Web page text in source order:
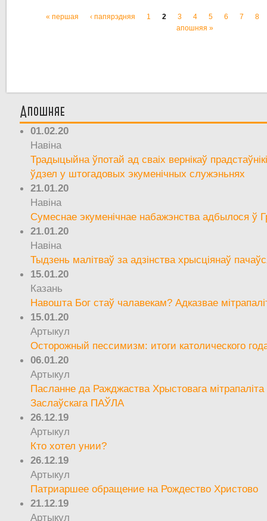
Старонкі
« першая ‹ папярэдняя 1 2 3 4 5 6 7
8
апошняя »
Апошняе
01.02.20
Навіна
Традыцыйна ўпотай ад сваіх вернікаў
ўдзел у штогадовых экуменічных служэньнях
21.01.20
Навіна
Сумеснае экуменічнае набажэнства адбылося ў
21.01.20
Навіна
Тыдзень малітваў за адзінства хрысціянаў
15.01.20
Казань
Навошта Бог стаў чалавекам? Адказвае
15.01.20
Артыкул
Осторожный пессимизм: итоги католического
06.01.20
Артыкул
Пасланне да Ражджаства Хрыстовага мітрапаліта
Заслаўскага ПАЎЛА
26.12.19
Артыкул
Кто хотел унии?
26.12.19
Артыкул
Патриаршее обращение на Рождество Христово
21.12.19
Артыкул